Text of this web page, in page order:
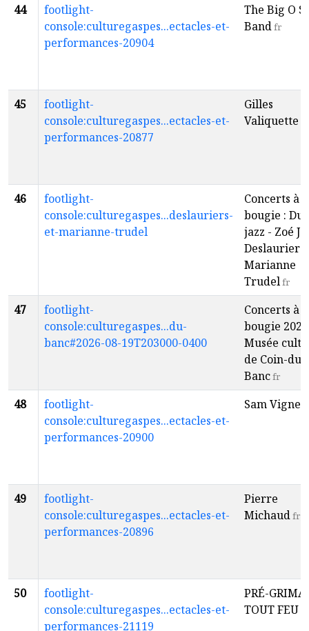
44
footlight-
console:culturegaspes...ectacles-et-
performances-20904
The Big O
Bandfr
45
footlight-
console:culturegaspes...ectacles-et-
performances-20877
Gilles
Valiquette
46
footlight-
console:culturegaspes...deslauriers-
et-marianne-trudel
Concerts à
bougie : Duo
jazz - Zoé
Deslauriers
Marianne
Trudelfr
47
footlight-
console:culturegaspes...du-
banc#2026-08-19T203000-0400
Concerts à
bougie
Musée
de Coin-du-
Bancfr
48
footlight-
console:culturegaspes...ectacles-et-
performances-20900
Sam
49
footlight-
console:culturegaspes...ectacles-et-
performances-20896
Pierre
Michaudfr
50
footlight-
console:culturegaspes...ectacles-et-
performances-21119
PRÉ-
TOUT FEU